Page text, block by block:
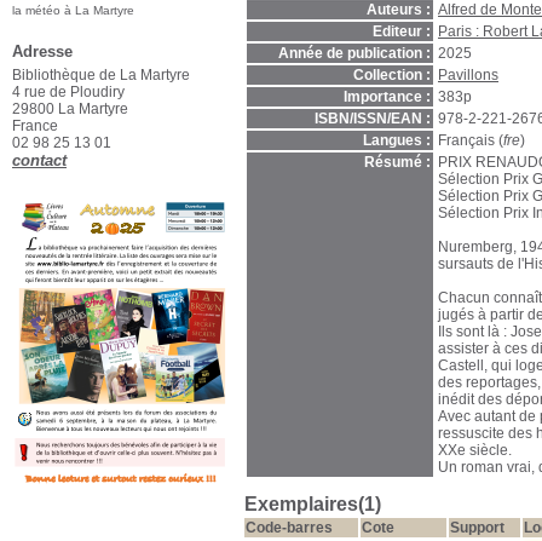
Auteurs : Alfred de
Editeur :
Paris : Robert
Année de publication : 2025
Collection :
Pavillons
Importance : 383p
ISBN/ISSN/EAN : 978-2-221-
Langues :
Français (fre)
Résumé :
PRIX
Sélection Prix
Sélection Prix
Sélection Prix
Nuremberg,
sursauts de
Chacun
jugés à partir
Ils sont là :
assister à ces
Castell, qui
des
inédit des
Avec autant de
ressuscite des
XXe siècle.
Un roman vrai,
Exemplaires(1)
Code-barres Cote Support
la météo à La Martyre
Adresse
Bibliothèque de La Martyre
4 rue de Ploudiry
29800 La Martyre
France
02 98 25 13 01
contact